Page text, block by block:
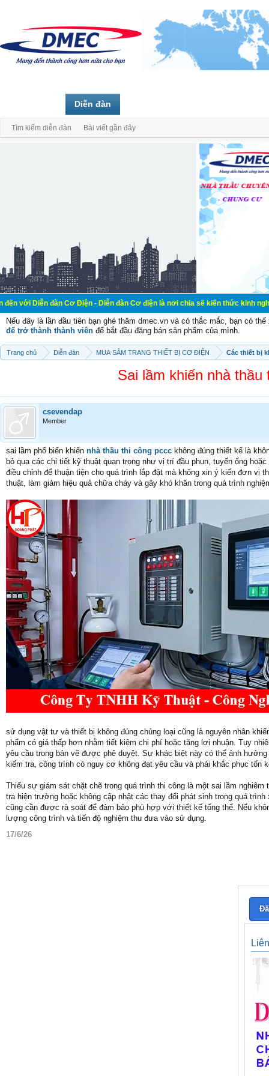
đàn Cơ Điện - Diễn đàn Cơ điện là nơi chia sẽ kiến thức kinh nghiệm
Nếu đây là lần đầu tiên bạn ghé thăm dmec.vn và có thắc mắc, bạn có
để trở thành thành viên để bắt đầu đăng bán sản phẩm của mình.
Trang chủ Diễn đàn MUA SẮM TRANG THIẾT BỊ CƠ ĐIỆN Các thiết bị
Sai lầm khiến nhà
csevendap
Member
sai lầm phổ biến khiến nhà thầu thi công pccc không đúng thiết kế là
bỏ qua các chi tiết kỹ thuật quan trọng như vị trí đầu phun, tuyến ống
điều chỉnh để thuận tiện cho quá trình lắp đặt mà không xin ý kiến đơn vị
thuật, làm giảm hiệu quả chữa cháy và gây khó khăn trong quá trình
sử dụng vật tư và thiết bị không đúng chủng loại cũng là nguyên nhân
phẩm có giá thấp hơn nhằm tiết kiệm chi phí hoặc tăng lợi nhuận. Tuy
yêu cầu trong bản vẽ được phê duyệt. Sự khác biệt này có thể ảnh
kiểm tra, công trình có nguy cơ không đạt yêu cầu và phải khắc phục tốn
Thiếu sự giám sát chặt chẽ trong quá trình thi công là một sai lầm nghiêm
tra hiện trường hoặc không cập nhật các thay đổi phát sinh trong quá
cũng cần được rà soát để đảm bảo phù hợp với thiết kế tổng thể. Nếu
lượng công trình và tiến độ nghiệm thu đưa vào sử dụng.
17/6/26
Diễn đàn
Tìm kiếm diễn đàn Bài viết gần đây